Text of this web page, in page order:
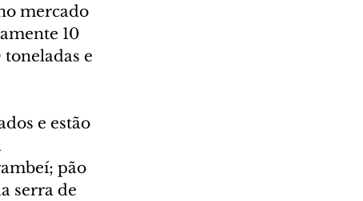
mercado
10
e
e estão
pão
serra de